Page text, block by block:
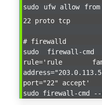
sudo ufw allow
22 proto tcp
# firewalld
sudo firewall-cmd
rule='rule
port="22" accept'
sudo firewall-cmd --